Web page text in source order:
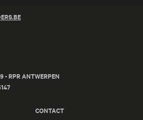
- RPR ANTWERPEN
CONTACT